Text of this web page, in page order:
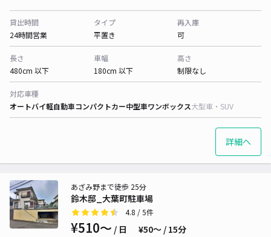
貸出時間
24時間営業
タイプ
平置き
再入庫
可
長さ
480cm 以下
車幅
180cm 以下
高さ
制限なし
対応車種
オートバイ軽自動車コンパクトカー中型車ワンボックス大型車・SUV
詳細へ
鈴木邸_大葉町駐車場
あざみ野まで徒歩 25分
4.8 / 5件
¥510〜 / 日 ¥50〜 / 15分